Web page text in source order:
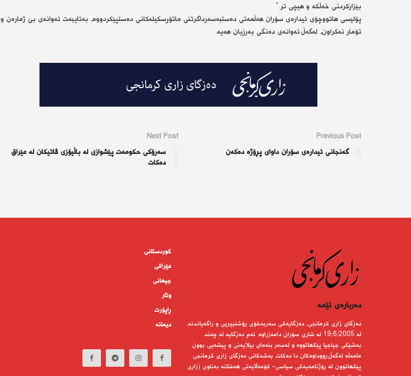
بێزاركردنی خەڵكە و هیچی تر.”
پۆلیسی هاتووچۆی ئیدارەی سۆران هەڵمەتی دەستبەسەرداگرتنی ماتۆڕسكیلەكانی دەستپێكردووە، بەتایبەت ئەوانەی بێ ژمارەن و
تۆمار نەكراون، لەگەڵ ئەوانەی دەنگی بەرزیان هەیە.
Previous Post
گەنجانی ئیدارەی سۆران داوای پڕۆژە دەكەن
Next Post
سەرۆکی حکومەت پێشوازی لە باڵیۆزی ڤاتیکان لە عێراق
دەکات
دەربارەى ئێمە
دەزگای زاری كرمانجی، دەزگایەكی سەربەخۆی رۆشنبیریی و راگەیاندنە،
لە 19/6/2005 لە شاری سۆران دامەزراوە. ئەم دەزگایە لە چەند
بەشێكی جیاجیا پێكهاتووە و لەسەر بنەمای بێلایەنی و پیشەیی بوون
مامەڵە لەگەڵ رووداوەكان دا دەكات. بەشەكانی دەزگای زاری كرمانجی
پێكهاتوون لە رۆژنامەیەكی سیاسی- كۆمەڵایەتی هەفتانە بەناوی (زاری
کوردستانى
عێراقی
جیهانى
وتار
ڕاپۆرت
دیمانە